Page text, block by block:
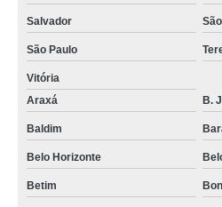
Salvador
São Paulo
Vitória
Araxá
B.
Baldim
Belo Horizonte
Betim